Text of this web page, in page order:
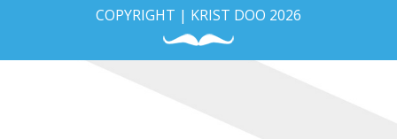
COPYRIGHT | KRIST DOO 2026